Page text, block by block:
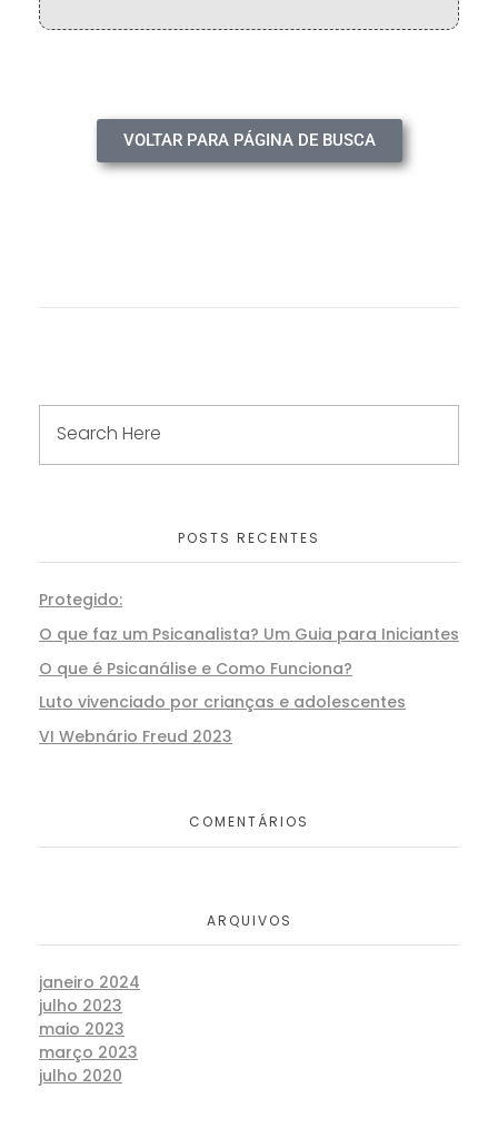
VOLTAR PARA PÁGINA DE BUSCA
POSTS RECENTES
Protegido:
O que faz um Psicanalista? Um Guia para Iniciantes
O que é Psicanálise e Como Funciona?
Luto vivenciado por crianças e adolescentes
VI Webnário Freud 2023
COMENTÁRIOS
ARQUIVOS
janeiro 2024
julho 2023
maio 2023
março 2023
julho 2020